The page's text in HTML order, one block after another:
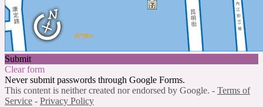
Submit
Clear form
Never submit passwords through Google Forms.
This content is neither created nor endorsed by Google. - Terms of
Service - Privacy Policy